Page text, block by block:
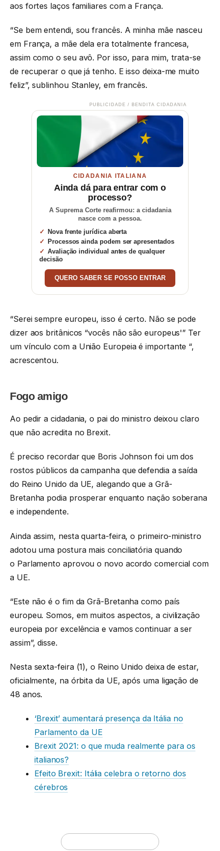
aos fortes laços familiares com a França.
“Se bem entendi, sou francês. A minha mãe nasceu
em França, a mãe dela era totalmente francesa,
assim como o seu avô. Por isso, para mim, trata-se
de recuperar o que já tenho. E isso deixa-me muito
feliz”, sublinhou Stanley, em francês.
PUBLICIDADE / BENDITA CIDADANIA
CIDADANIA ITALIANA
Ainda dá para entrar com o
processo?
A Suprema Corte reafirmou: a cidadania
nasce com a pessoa.
Nova frente jurídica aberta
Processos ainda podem ser apresentados
Avaliação individual antes de qualquer
decisão
QUERO SABER SE POSSO ENTRAR
“Serei sempre europeu, isso é certo. Não se pode
dizer aos britânicos “vocês não são europeus'” Ter
um vínculo com a União Europeia é importante “,
acrescentou.
Fogo amigo
Ao pedir a cidadania, o pai do ministro deixou claro
que não acredita no Brexit.
É preciso recordar que Boris Johnson foi um dos
rostos públicos da campanha que defendia a saída
do Reino Unido da UE, alegando que a Grã-
Bretanha podia prosperar enquanto nação soberana
e independente.
Ainda assim, nesta quarta-feira, o primeiro-ministro
adotou uma postura mais conciliatória quando
o Parlamento aprovou o novo acordo comercial com
a UE.
“Este não é o fim da Grã-Bretanha como país
europeu. Somos, em muitos aspectos, a civilização
europeia por excelência e vamos continuar a ser
assim”, disse.
Nesta sexta-feira (1), o Reino Unido deixa de estar,
oficialmente, na órbita da UE, após uma ligação de
48 anos.
‘Brexit’ aumentará presença da Itália no
Parlamento da UE
Brexit 2021: o que muda realmente para os
italianos?
Efeito Brexit: Itália celebra o retorno dos
cérebros